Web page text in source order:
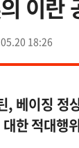
이란
18:26
, 베이징 정
대한 적대